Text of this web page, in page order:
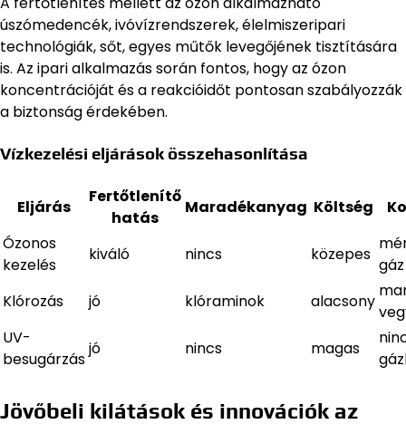
úszómedencék, ivóvízrendszerek, élelmiszeripari
technológiák, sőt, egyes műtők levegőjének tisztítására
is. Az ipari alkalmazás során fontos, hogy az ózon
koncentrációját és a reakcióidőt pontosan szabályozzák
a biztonság érdekében.
Vízkezelési eljárások összehasonlítása
Eljárás
Fertőtlenítő
hatás
Maradékanyag Költség
Ózonos
kezelés
kiváló nincs közepes
gáz
Klórozás
jó klóraminok alacsony
UV-
besugárzás
jó nincs magas
Jövőbeli kilátások és innovációk az